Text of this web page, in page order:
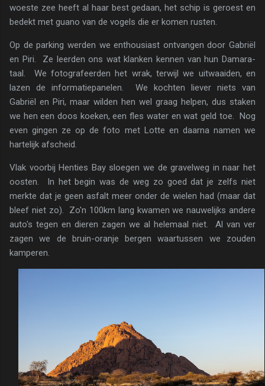
woeste zee heeft al haar best gedaan, het schip is geroest en
bedekt met guano van de vogels die er komen rusten.
Op de parking werden we enthousiast ontvangen door Gabriël
en Piri. Ze leerden ons wat klanken kennen van hun Damara-
taal. We fotografeerden het wrak, terwijl we uitwaaiden, en
lazen de informatiepanelen. We kochten liever niets van
Gabriël en Piri, maar wilden hen wel graag helpen, dus staken
we hen een doos koeken, een fles water en wat geld toe. Nog
even gingen ze op de foto met Lotte en daarna namen we
hartelijk afscheid.
Vlak voorbij Henties Bay sloegen we de gravelweg in naar het
oosten. In het begin was de weg zo goed dat je zelfs niet
merkte dat je geen asfalt meer onder de wielen had (maar dat
bleef niet zo). Zo'n 100km lang kwamen we nauwelijks andere
auto's tegen en dieren zagen we al helemaal niet. Al van ver
zagen we de bruin-oranje bergen waartussen we zouden
kamperen.